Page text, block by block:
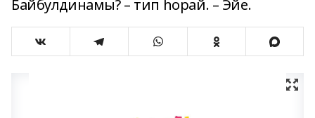
Байбулдинамы? – тип һорай. – Эйе.